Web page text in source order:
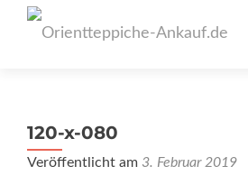
120-x-080
Veröffentlicht am 3. Februar 2019